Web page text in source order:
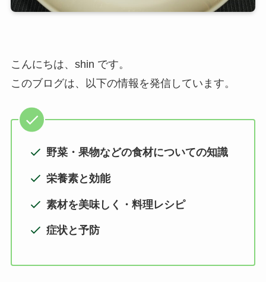
こんにちは、shin です。
このブログは、以下の情報を発信しています。
野菜・果物などの食材についての知識
栄養素と効能
素材を美味しく・料理レシピ
症状と予防